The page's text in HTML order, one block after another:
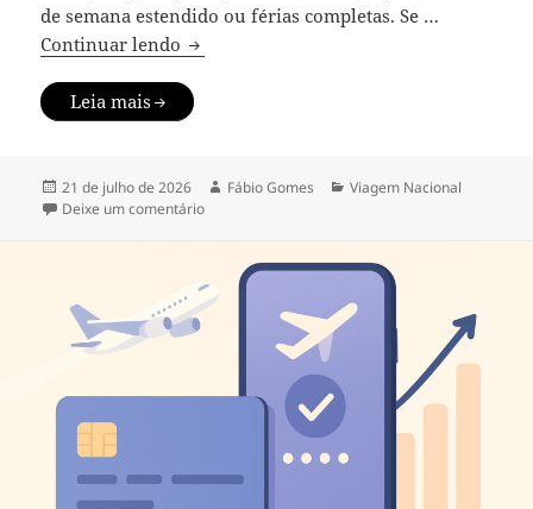
de semana estendido ou férias completas. Se …
Continuar lendo Destinos baratos no Brasil: onde viajar
Leia mais
Publicado
em
21 de julho de 2026 Autor
Fábio Gomes Categorias
Viagem Nacional
Deixe um comentárioem Destinos baratos no Brasil: onde viajar